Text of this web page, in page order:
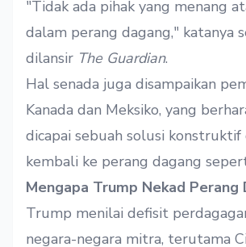
"Tidak ada pihak yang menang
dalam perang dagang," katanya
dilansir The Guardian.
Hal senada juga disampaikan
Kanada dan Meksiko, yang
dicapai sebuah solusi konstruktif
kembali ke perang dagang
Mengapa Trump Nekad Perang
Trump menilai defisit
negara-negara mitra, terutama